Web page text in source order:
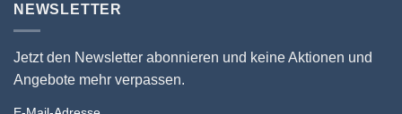
NEWSLETTER
Jetzt den Newsletter abonnieren und keine Aktionen und
Angebote mehr verpassen.